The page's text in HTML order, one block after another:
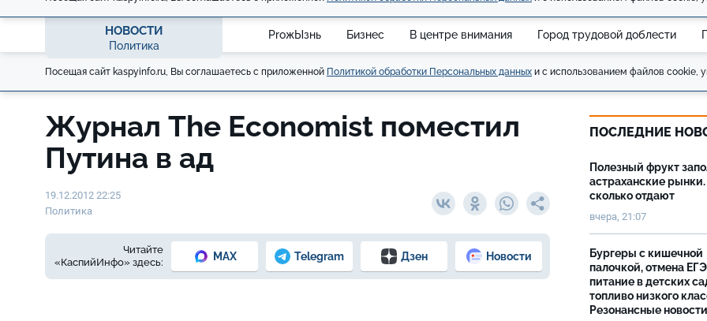
НОВОСТИ
Политика
ProжЫзнь Бизнес В центре внимания Город трудовой доблести
Посещая сайт kaspyinfo.ru, Вы соглашаетесь с приложенной Политикой обработки Персональных данных и с использованием файлов cookie,
Журнал The Economist поместил
Путина в ад
19.12.2012 22:25
Политика
Читайте
«КаспийИнфо» здесь:
MAX Telegram Дзен Новости
ПОСЛЕДНИЕ
Полезный фрукт
астраханские рынки.
сколько отдают
вчера, 21:07
Бургеры с кишечной
палочкой, отмена
питание в детских
топливо низкого
Резонансные